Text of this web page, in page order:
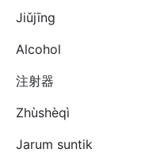
Jiǔjīng
Alcohol
注射器
Zhùshèqì
Jarum suntik